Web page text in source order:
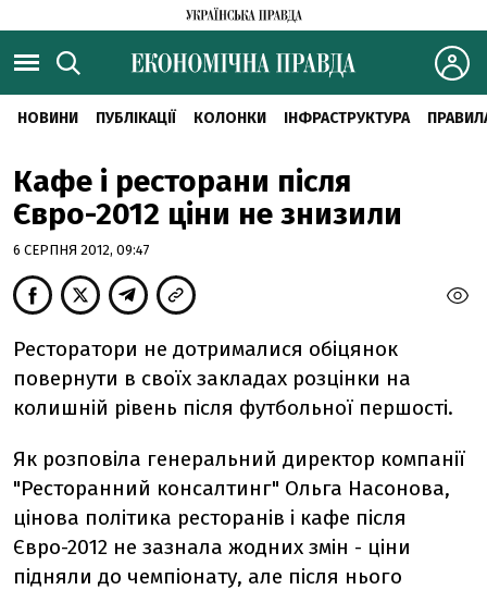
НОВИНИ ПУБЛІКАЦІЇ КОЛОНКИ ІНФРАСТРУКТУРА
Кафе і ресторани після
Євро-2012 ціни не знизили
6 СЕРПНЯ 2012, 09:47
Ресторатори не дотрималися обіцянок
повернути в своїх закладах розцінки на
колишній рівень після футбольної першості.
Як розповіла генеральний директор компанії
"Ресторанний консалтинг" Ольга Насонова,
цінова політика ресторанів і кафе після
Євро-2012 не зазнала жодних змін - ціни
підняли до чемпіонату, але після нього